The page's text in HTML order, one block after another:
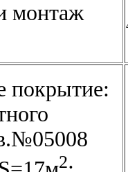
монтаж
покрытие:
2